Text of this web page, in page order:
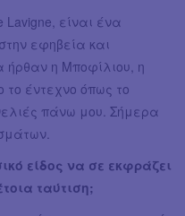
Lavigne, είναι ένα
εφηβεία και
ήρθαν η Μποφίλιου, η
έντεχνο όπως το
πάνω μου. Σήμερα
είδος να σε εκφράζει
ταύτιση;